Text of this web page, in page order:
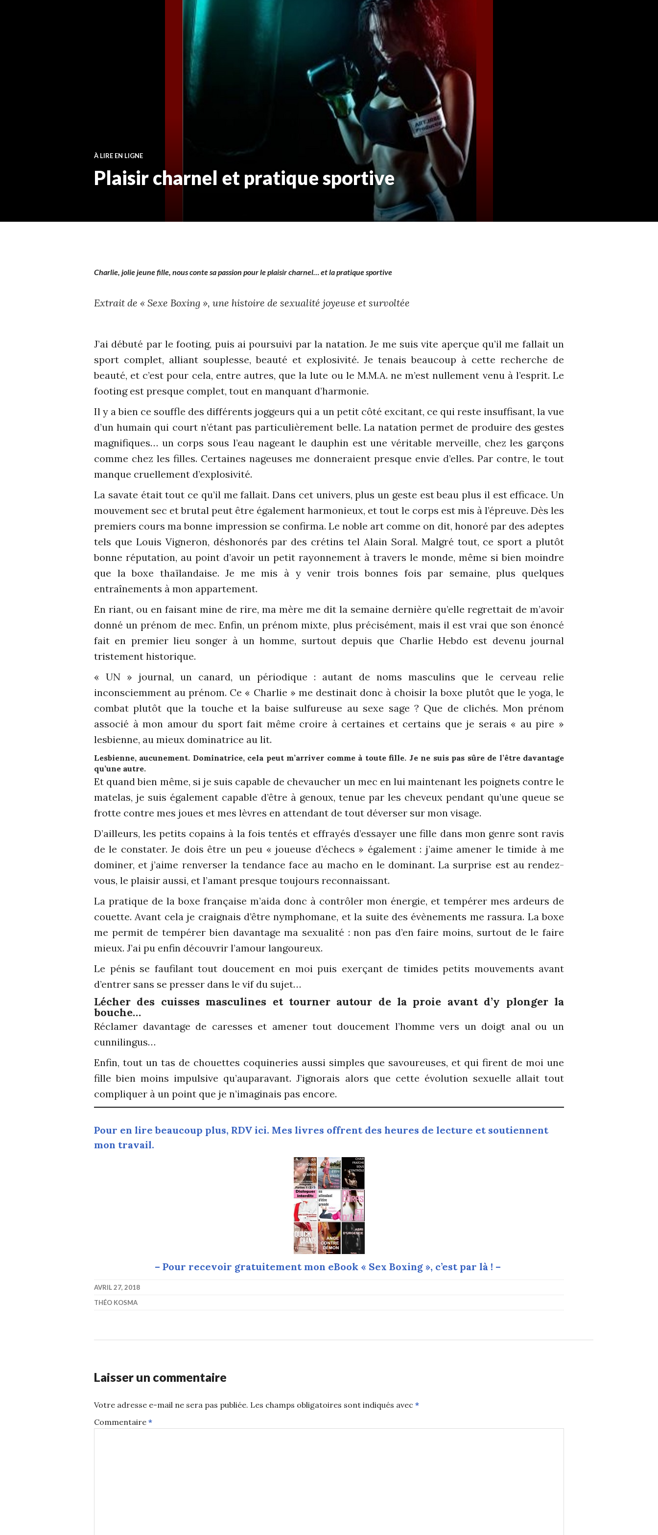
À LIRE EN LIGNE
Plaisir charnel et pratique sportive
Charlie, jolie jeune fille, nous conte sa passion pour le plaisir charnel… et la pratique sportive
Extrait de « Sexe Boxing », une histoire de sexualité joyeuse et survoltée
J’ai débuté par le footing, puis ai poursuivi par la natation. Je me suis vite aperçue qu’il me fallait un
sport complet, alliant souplesse, beauté et explosivité. Je tenais beaucoup à cette recherche de
beauté, et c’est pour cela, entre autres, que la lute ou le M.M.A. ne m’est nullement venu à l’esprit. Le
footing est presque complet, tout en manquant d’harmonie.
Il y a bien ce souffle des différents joggeurs qui a un petit côté excitant, ce qui reste insuffisant, la vue
d’un humain qui court n’étant pas particulièrement belle. La natation permet de produire des gestes
magnifiques… un corps sous l’eau nageant le dauphin est une véritable merveille, chez les garçons
comme chez les filles. Certaines nageuses me donneraient presque envie d’elles. Par contre, le tout
manque cruellement d’explosivité.
La savate était tout ce qu’il me fallait. Dans cet univers, plus un geste est beau plus il est efficace. Un
mouvement sec et brutal peut être également harmonieux, et tout le corps est mis à l’épreuve. Dès les
premiers cours ma bonne impression se confirma. Le noble art comme on dit, honoré par des adeptes
tels que Louis Vigneron, déshonorés par des crétins tel Alain Soral. Malgré tout, ce sport a plutôt
bonne réputation, au point d’avoir un petit rayonnement à travers le monde, même si bien moindre
que la boxe thaïlandaise. Je me mis à y venir trois bonnes fois par semaine, plus quelques
entraînements à mon appartement.
En riant, ou en faisant mine de rire, ma mère me dit la semaine dernière qu’elle regrettait de m’avoir
donné un prénom de mec. Enfin, un prénom mixte, plus précisément, mais il est vrai que son énoncé
fait en premier lieu songer à un homme, surtout depuis que Charlie Hebdo est devenu journal
tristement historique.
« UN » journal, un canard, un périodique : autant de noms masculins que le cerveau relie
inconsciemment au prénom. Ce « Charlie » me destinait donc à choisir la boxe plutôt que le yoga, le
combat plutôt que la touche et la baise sulfureuse au sexe sage ? Que de clichés. Mon prénom
associé à mon amour du sport fait même croire à certaines et certains que je serais « au pire »
lesbienne, au mieux dominatrice au lit.
Lesbienne, aucunement. Dominatrice, cela peut m’arriver comme à toute fille. Je ne suis pas sûre de l’être davantage
qu’une autre.
Et quand bien même, si je suis capable de chevaucher un mec en lui maintenant les poignets contre le
matelas, je suis également capable d’être à genoux, tenue par les cheveux pendant qu’une queue se
frotte contre mes joues et mes lèvres en attendant de tout déverser sur mon visage.
D’ailleurs, les petits copains à la fois tentés et effrayés d’essayer une fille dans mon genre sont ravis
de le constater. Je dois être un peu « joueuse d’échecs » également : j’aime amener le timide à me
dominer, et j’aime renverser la tendance face au macho en le dominant. La surprise est au rendez-
vous, le plaisir aussi, et l’amant presque toujours reconnaissant.
La pratique de la boxe française m’aida donc à contrôler mon énergie, et tempérer mes ardeurs de
couette. Avant cela je craignais d’être nymphomane, et la suite des évènements me rassura. La boxe
me permit de tempérer bien davantage ma sexualité : non pas d’en faire moins, surtout de le faire
mieux. J’ai pu enfin découvrir l’amour langoureux.
Le pénis se faufilant tout doucement en moi puis exerçant de timides petits mouvements avant
d’entrer sans se presser dans le vif du sujet…
Lécher des cuisses masculines et tourner autour de la proie avant d’y plonger la
bouche…
Réclamer davantage de caresses et amener tout doucement l’homme vers un doigt anal ou un
cunnilingus…
Enfin, tout un tas de chouettes coquineries aussi simples que savoureuses, et qui firent de moi une
fille bien moins impulsive qu’auparavant. J’ignorais alors que cette évolution sexuelle allait tout
compliquer à un point que je n’imaginais pas encore.
Pour en lire beaucoup plus, RDV ici. Mes livres offrent des heures de lecture et soutiennent
mon travail.
– Pour recevoir gratuitement mon eBook « Sex Boxing », c’est par là ! –
AVRIL 27, 2018
THÉO KOSMA
Laisser un commentaire
Votre adresse e-mail ne sera pas publiée. Les champs obligatoires sont indiqués avec *
Commentaire *